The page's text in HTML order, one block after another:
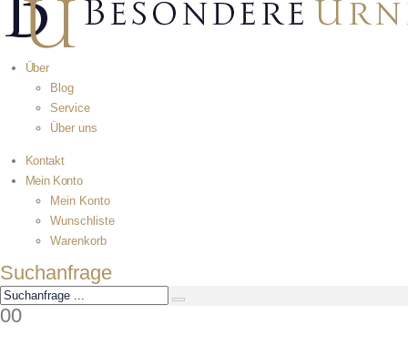
Über
Blog
Service
Über uns
Kontakt
Mein Konto
Mein Konto
Wunschliste
Warenkorb
Suchanfrage
00